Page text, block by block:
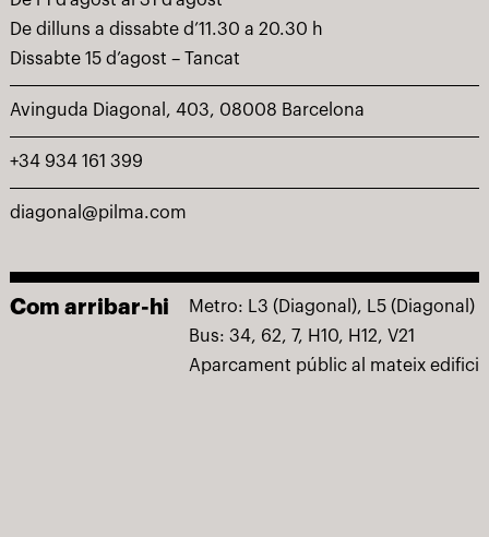
De dilluns a dissabte d’11.30 a 20.30 h
Dissabte 15 d’agost – Tancat
Avinguda Diagonal, 403, 08008 Barcelona
+34 934 161 399
diagonal@pilma.com
Com arribar-hi
Metro: L3 (Diagonal), L5 (Diagonal)
Bus: 34, 62, 7, H10, H12, V21
Aparcament públic al mateix edifici